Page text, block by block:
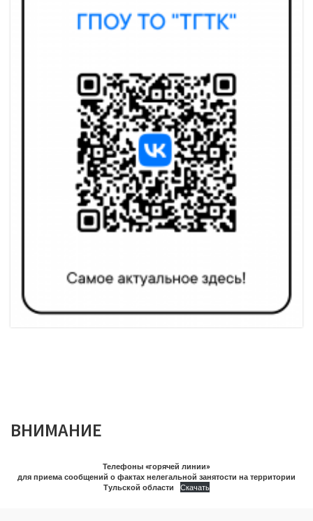
ВНИМАНИЕ
Телефоны «горячей линии»
для приема сообщений о фактах нелегальной занятости на территории
Тульской области
Скачать